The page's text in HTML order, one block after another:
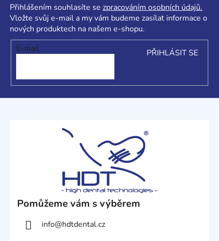
Přihlášením souhlasíte se zpracováním osobních údajů.
Vložte svůj e-mail a my vám budeme zasílat informace o
nových produktech na našem e-shopu.
E-mail
PŘIHLÁSIT SE
Pomůžeme vám s výběrem
info@hdtdental.cz